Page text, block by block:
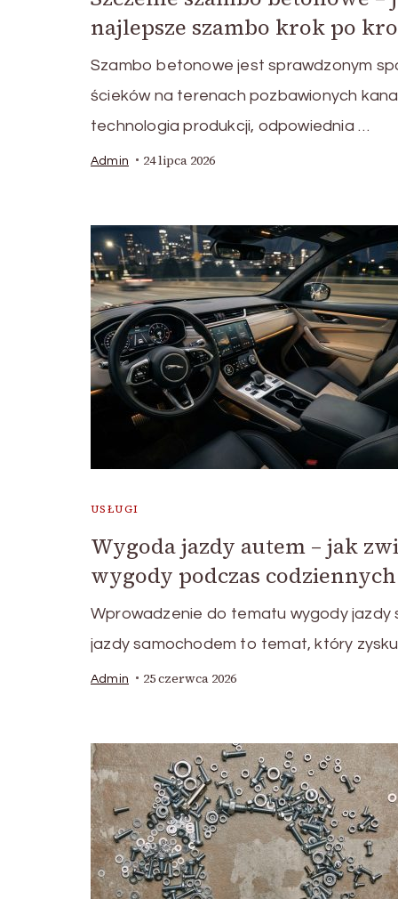
najlepsze szambo krok po
Szambo betonowe jest sprawdzonym
ścieków na terenach pozbawionych
technologia produkcji, odpowiednia …
Admin 24 lipca 2026
USŁUGI
Wygoda jazdy autem – jak
wygody podczas
Wprowadzenie do tematu wygody jazdy
jazdy samochodem to temat, który
Admin 25 czerwca 2026